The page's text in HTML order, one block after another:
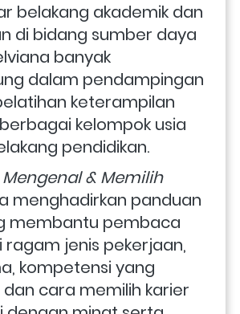
belakang akademik dan
di bidang sumber daya
banyak
dalam pendampingan
keterampilan
kelompok usia
pendidikan.
Mengenal & Memilih
menghadirkan panduan
membantu pembaca
jenis pekerjaan,
kompetensi yang
dan cara memilih karier